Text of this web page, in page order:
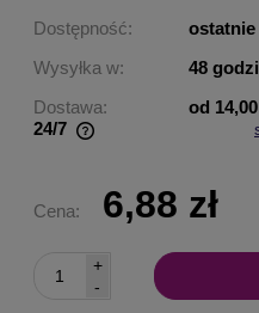
Dostępność:
Wysyłka w:
48
Dostawa:
od 14,00
24/7
Cena: 6,88 zł
-
+